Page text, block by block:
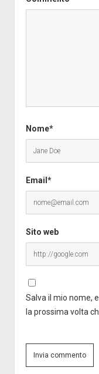
Nome*
Email*
Sito web
Salva il mio nome,
la prossima volta